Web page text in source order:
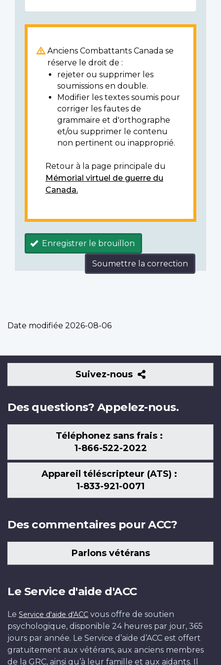
Anciens Combattants Canada se
réserve le droit de :
rejeter ou supprimer les
soumissions en double.
Modifier les textes soumis pour
corriger les fautes de
grammaire et d'orthographe
et/ou supprimer le contenu
non pertinent ou inapproprié.
Retour à la page principale du
Mémorial virtuel de guerre du
Canada.
Enregistrer le brouillon
Soumettre la correction
Date modifiée 2026-08-06
Suivez-nous
Suivez-
nous
Des questions? Appelez-nous.
Téléphonez sans frais :
1-866-522-2022
Appareil téléscripteur (ATS) :
1-833-921-0071
Des commentaires pour ACC?
Parlons vétérans
Le Service d'aide d'ACC
Le Service d'aide d'ACC vous offre de soutien
psychologique, disponible 24 heures par jour, 365
jours par année. Le Service d’aide d’ACC est offert
gratuitement aux vétérans, aux anciens membres
de la GRC, ainsi qu’à leur famille et aux aidants. Il